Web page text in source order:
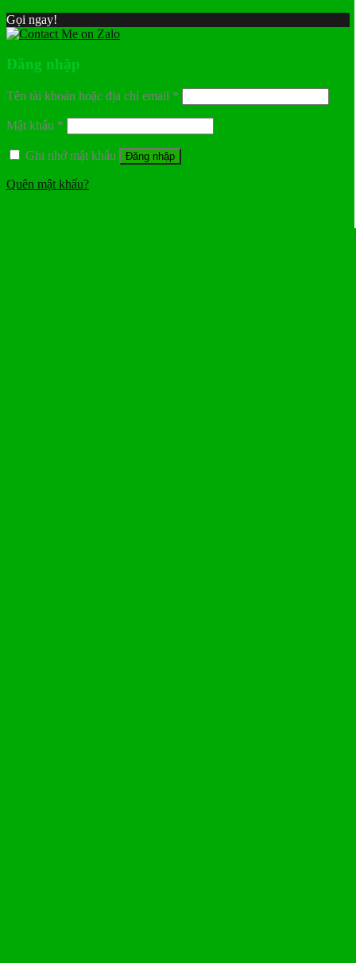
Gọi ngay!
Đăng nhập
Tên tài khoản hoặc địa chỉ email *
Mật khẩu *
Ghi nhớ mật khẩu Đăng nhập
Quên mật khẩu?